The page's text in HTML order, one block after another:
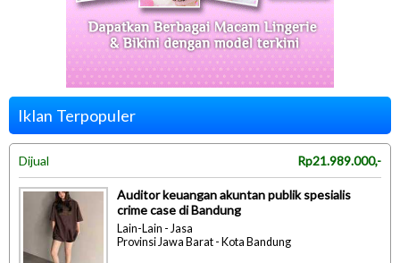
Iklan Terpopuler
Dijual Rp21.989.000,-
Auditor keuangan akuntan publik spesialis
crime case di Bandung
Lain-Lain - Jasa
Provinsi Jawa Barat - Kota Bandung